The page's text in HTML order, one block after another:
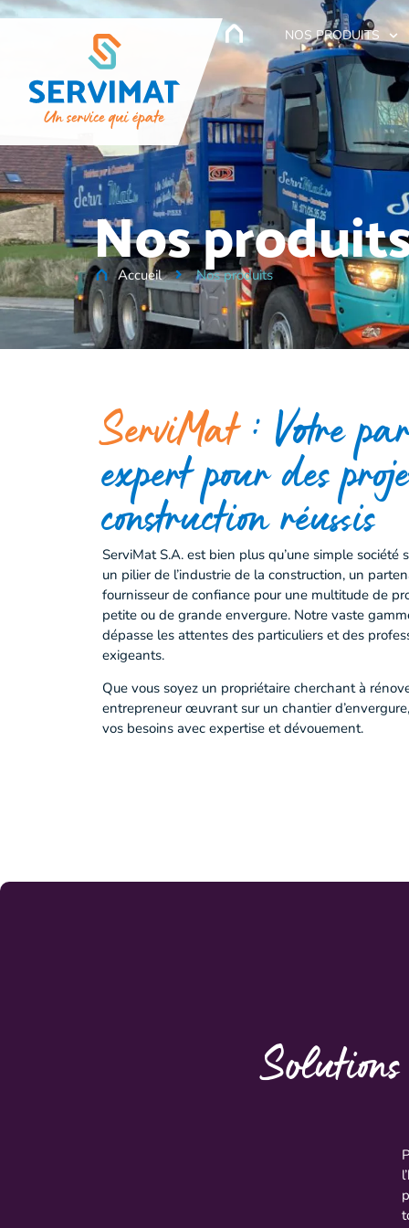
NOS PRODUITS
Nos
Accueil Nos produits
ServiMat: Votre
expert pour des
construction réussis
ServiMat S.A. est bien plus qu’une simple société
un pilier de l’industrie de la construction, un
fournisseur de confiance pour une multitude de
petite ou de grande envergure. Notre vaste
dépasse les attentes des particuliers et des
exigeants.
Que vous soyez un propriétaire cherchant à
entrepreneur œuvrant sur un chantier
vos besoins avec expertise et dévouement.